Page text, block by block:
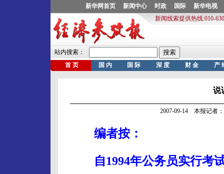
说
2007-09-14 本报记者
编者按：
自1994年公务员实行考